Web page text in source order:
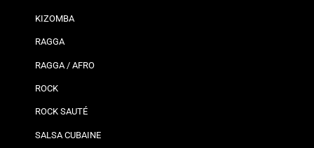
KIZOMBA
RAGGA
RAGGA / AFRO
ROCK
ROCK SAUTÉ
SALSA CUBAINE